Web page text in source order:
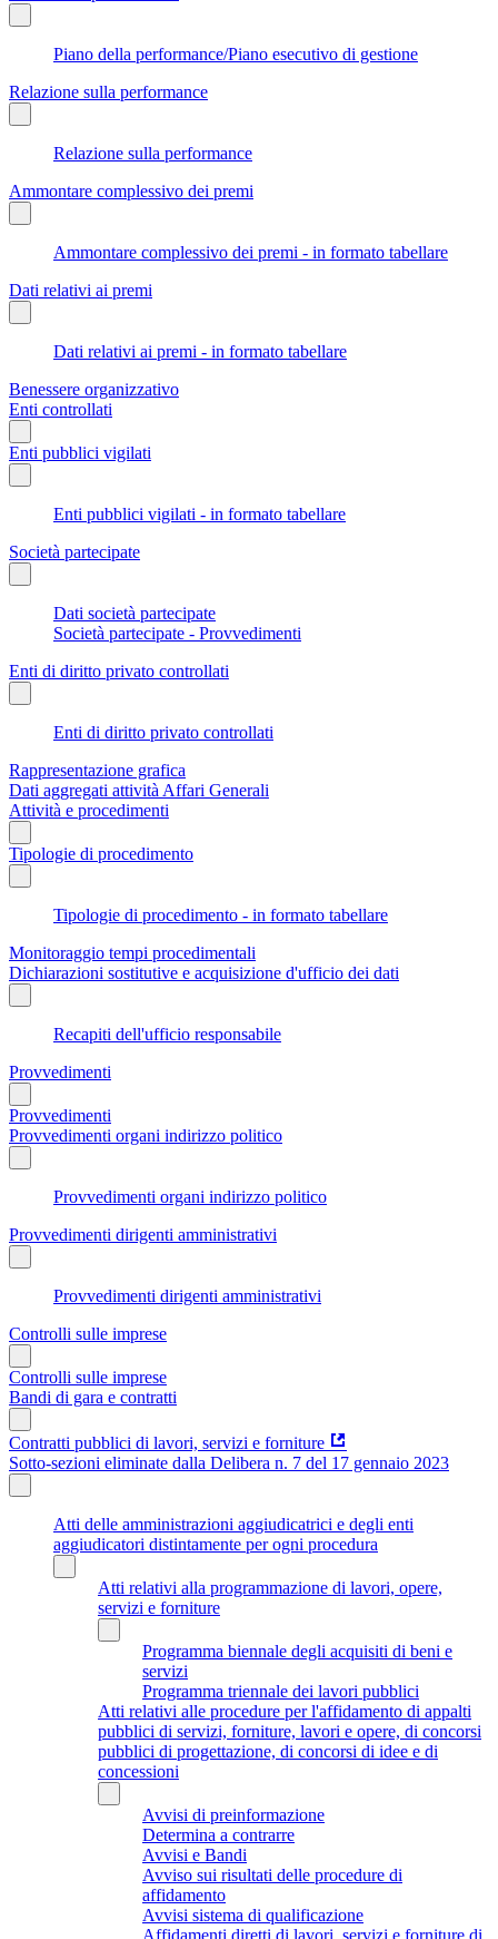
Piano della performance/Piano esecutivo di gestione
Relazione sulla performance
Relazione sulla performance
Ammontare complessivo dei premi
Ammontare complessivo dei premi - in formato tabellare
Dati relativi ai premi
Dati relativi ai premi - in formato tabellare
Benessere organizzativo
Enti controllati
Enti pubblici vigilati
Enti pubblici vigilati - in formato tabellare
Società partecipate
Dati società partecipate
Società partecipate - Provvedimenti
Enti di diritto privato controllati
Enti di diritto privato controllati
Rappresentazione grafica
Dati aggregati attività Affari Generali
Attività e procedimenti
Tipologie di procedimento
Tipologie di procedimento - in formato tabellare
Monitoraggio tempi procedimentali
Dichiarazioni sostitutive e acquisizione d'ufficio dei dati
Recapiti dell'ufficio responsabile
Provvedimenti
Provvedimenti
Provvedimenti organi indirizzo politico
Provvedimenti organi indirizzo politico
Provvedimenti dirigenti amministrativi
Provvedimenti dirigenti amministrativi
Controlli sulle imprese
Controlli sulle imprese
Bandi di gara e contratti
Contratti pubblici di lavori, servizi e forniture
Sotto-sezioni eliminate dalla Delibera n. 7 del 17 gennaio 2023
Atti delle amministrazioni aggiudicatrici e degli enti
aggiudicatori distintamente per ogni procedura
Atti relativi alla programmazione di lavori, opere,
servizi e forniture
Programma biennale degli acquisiti di beni e
servizi
Programma triennale dei lavori pubblici
Atti relativi alle procedure per l'affidamento di appalti
pubblici di servizi, forniture, lavori e opere, di concorsi
pubblici di progettazione, di concorsi di idee e di
concessioni
Avvisi di preinformazione
Determina a contrarre
Avvisi e Bandi
Avviso sui risultati delle procedure di
affidamento
Avvisi sistema di qualificazione
Affidamenti diretti di lavori, servizi e forniture di